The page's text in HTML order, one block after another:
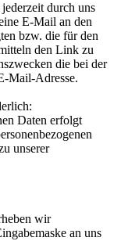
durch uns
E-Mail an den
bzw. die für den
den Link zu
die bei der
Mail-Adresse.
Daten erfolgt
unserer
wir
an uns